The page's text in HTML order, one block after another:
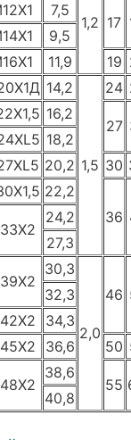
1,2
7,5
17
9,5
11,9 19
14,2
1,5
24
16,2
27
18,2
20,2 30
22,2
36
24,2
27,3
30,3
2,0
46
32,3
34,3
36,6 50
38,6
55
40,8